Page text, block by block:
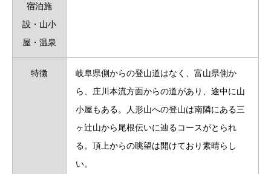
宿泊施
設・山小
屋・温泉
特徴
岐阜県側からの登山道はなく、富山県側か
ら、庄川本流方面からの道があり、途中に山
小屋もある。人形山への登山は南隣にある三
ヶ辻山から尾根伝いに辿るコースがとられ
る。頂上からの眺望は開けており素晴らし
い。